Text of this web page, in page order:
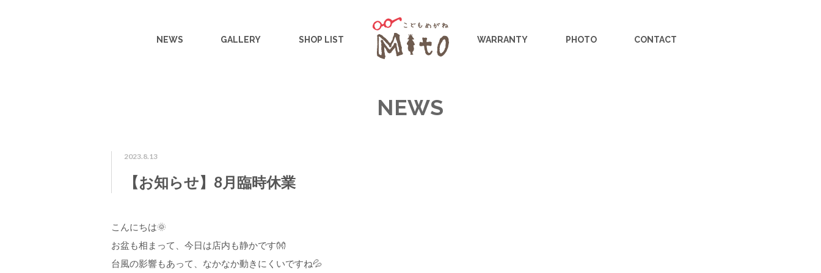
NEWS GALLERY SHOP LIST WARRANTY PHOTO CONTACT
NEWS
2023.8.13
【お知らせ】8月臨時休業
こんにちは🌞
お盆も相まって、今日は店内も静かです👐
台風の影響もあって、なかなか動きにくいですね💦